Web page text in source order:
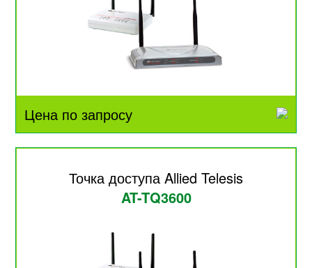
Цена по запросу
Точка доступа Allied Telesis
AT-TQ3600